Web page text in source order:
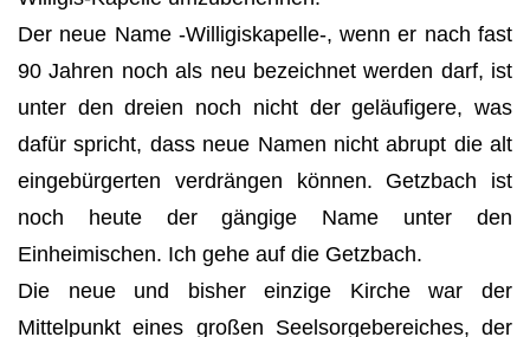
Der neue Name -Willigiskapelle-, wenn er nach fast
90 Jahren noch als neu bezeichnet werden darf, ist
unter den dreien noch nicht der geläufigere, was
dafür spricht, dass neue Namen nicht abrupt die alt
eingebürgerten verdrängen können. Getzbach ist
noch heute der gängige Name unter den
Einheimischen. Ich gehe auf die Getzbach.
Die neue und bisher einzige Kirche war der
Mittelpunkt eines großen Seelsorgebereiches, der